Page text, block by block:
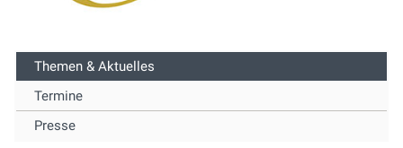
Themen & Aktuelles
Termine
Presse